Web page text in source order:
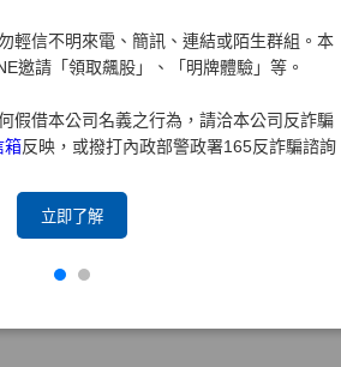
輕信不明來電、簡訊、連結或陌生群組。本
邀請「領取飆股」、「明牌體驗」等。
假借本公司名義之行為，請洽本公司反詐騙
箱反映，或撥打內政部警政署165反詐騙諮詢
立即了解